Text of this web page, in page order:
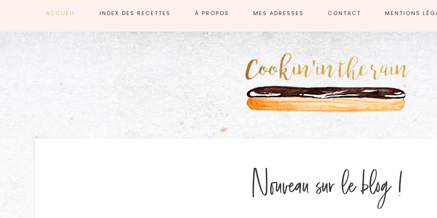
ACCUEIL INDEX DES RECETTES À PROPOS MES ADRESSES CONTACT MENTIONS
Nouveau sur le blog !